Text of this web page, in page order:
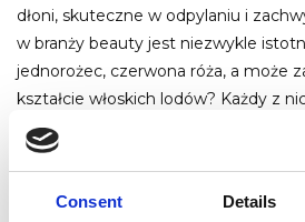
Consent Details
dłoni, skuteczne w odpylaniu i
w branży beauty jest niezwykle
jednorożec, czerwona róża, a może
kształcie włoskich lodów? Każdy z
swoją praktyczną rolę, a na dodatek
klimaty salonów manicure i czaruje
do odpylania paznokci podczas